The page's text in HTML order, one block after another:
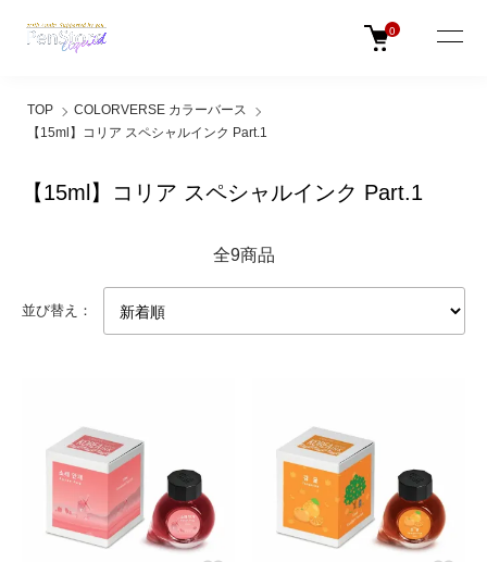
0
TOP
COLORVERSE カラーバース
【15ml】コリア スペシャルインク Part.1
【15ml】コリア スペシャルインク Part.1
全9商品
並び替え：